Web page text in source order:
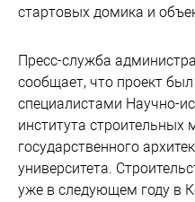
стартовых домика и
Пресс-служба
сообщает, что проект
специалистами Научно-
института строительных
государственного
университета.
уже в следующем году в